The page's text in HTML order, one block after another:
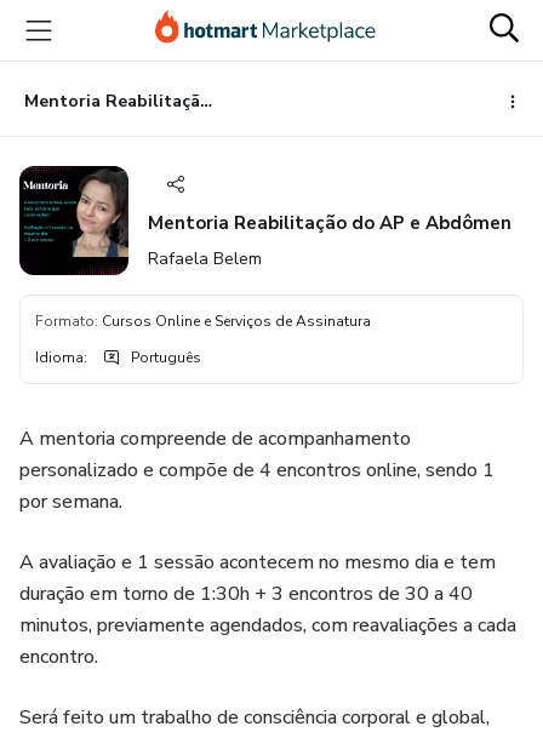
para
conteúdo
principal
para
pagamento
para
rodapé
Mentoria Reabilitação do AP e Abdômen
Mentoria Reabilitação do AP e Abdômen
Rafaela Belem
Formato: Cursos Online e Serviços de Assinatura
Idioma: Português
A mentoria compreende de acompanhamento
personalizado e compõe de 4 encontros online, sendo 1
por semana.
A avaliação e 1 sessão acontecem no mesmo dia e tem
duração em torno de 1:30h + 3 encontros de 30 a 40
minutos, previamente agendados, com reavaliações a cada
encontro.
Será feito um trabalho de consciência corporal e global,